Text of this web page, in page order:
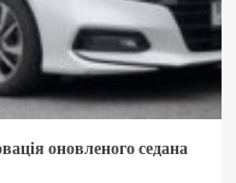
оновленого седана